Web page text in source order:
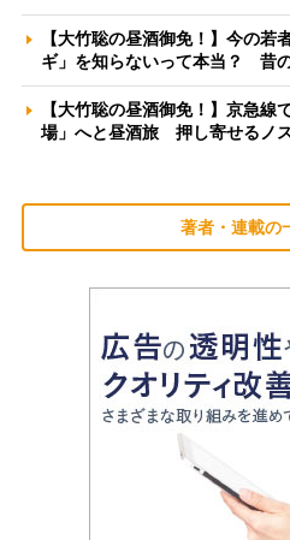
【大竹聡の昼酒御免！】今の若
ギ」を知らないって本当？ 昔
【大竹聡の昼酒御免！】京急線
場」へと昼酒旅 押し寄せるノ
著者・連載の